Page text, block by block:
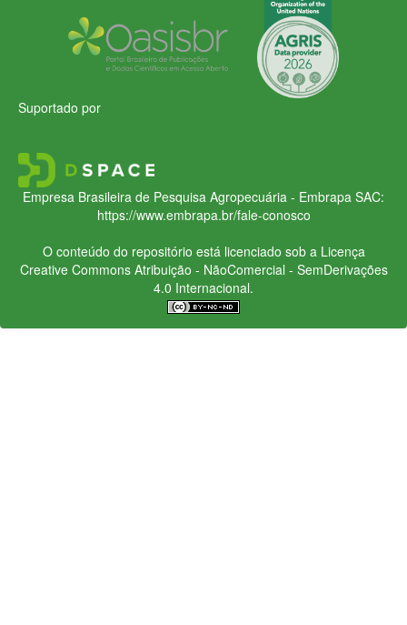
Suportado por
Empresa Brasileira de Pesquisa Agropecuária - Embrapa SAC:
https://www.embrapa.br/fale-conosco
O conteúdo do repositório está licenciado sob a Licença
Creative CommonsAtribuição - NãoComercial - SemDerivações
4.0 Internacional.